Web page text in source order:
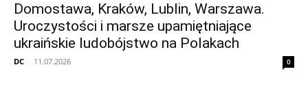
Domostawa, Kraków, Lublin, Warszawa.
Uroczystości i marsze upamiętniające
ukraińskie ludobójstwo na Polakach
DC - 11.07.2026 0